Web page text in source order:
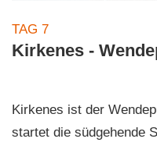
TAG 7
Kirkenes -
Kirkenes ist der
startet die südgehende